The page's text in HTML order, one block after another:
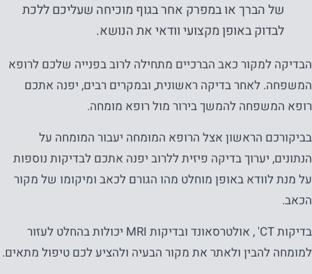
של הברך או במפרק אחר בגוף מוכיחה שעליכם ללכת
לבדוק באופן מקצועי וודאי את הנושא.
הבדיקה למקור כאב הברכיים מתחילה לרוב בפנייה שלכם לרופא
המשפחה. לאחר בדיקה ראשונית, ובמקרים רבים, יפנה אתכם
רופא המשפחה להמשך בירור מול רופא מומחה.
בביקורכם הראשון אצל הרופא המומחה יעבור המומחה על
הנתונים, יערוך בדיקה פיזית ללרוב יפנה אתכם לבדיקות נוספות
על מנת לוודא באופן מוחלט מהו הגורם לכאב ומיקומו של מקור
הכאב.
בדיקות CT' , אולטרסאונד ובדיקות MRI יכולות בהחלט לעזור
למומחה להבין ולאתר את מקור הבעיה ולהציע לכם טיפול מתאים.